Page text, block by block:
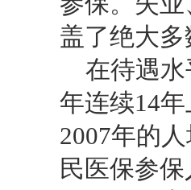
盖了绝大
在待遇水
年连续14
2007年的
民医保参